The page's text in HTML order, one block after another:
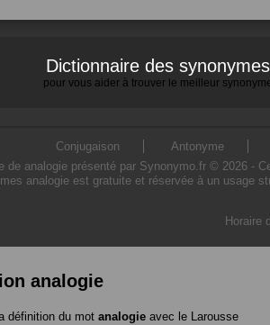
Dictionnaire des synonymes
pour vous aider à trouver le meilleur
Conjugaison Antonyme
de analogie présenté par Synonymo.fr © 2026 -
analogie est gratuite et réservée à un usage
Horaire
analogie
définition du mot analogie avec le Larousse